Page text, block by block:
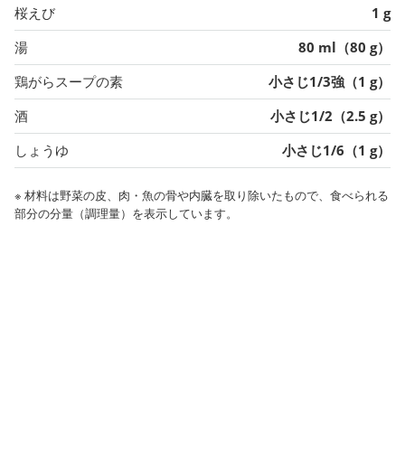
桜えび
1 g
湯
80 ml（80 g）
鶏がらスープの素
小さじ1/3強（1 g）
酒
小さじ1/2（2.5 g）
しょうゆ
小さじ1/6（1 g）
※ 材料は野菜の皮、肉・魚の骨や内臓を取り除いたもので、食べられる
部分の分量（調理量）を表示しています。